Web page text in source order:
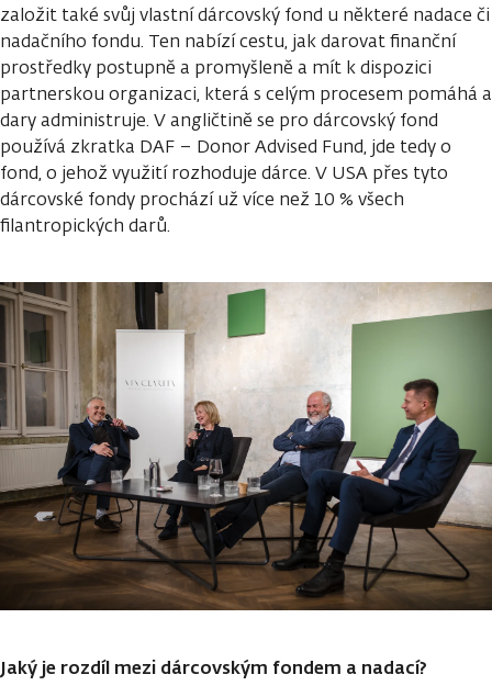
založit také svůj vlastní dárcovský fond u některé nadace či
nadačního fondu. Ten nabízí cestu, jak darovat finanční
prostředky postupně a promyšleně a mít k dispozici
partnerskou organizaci, která s celým procesem pomáhá a
dary administruje. V angličtině se pro dárcovský fond
používá zkratka DAF – Donor Advised Fund, jde tedy o
fond, o jehož využití rozhoduje dárce. V USA přes tyto
dárcovské fondy prochází už více než 10 % všech
filantropických darů.
Jaký je rozdíl mezi dárcovským fondem a nadací?